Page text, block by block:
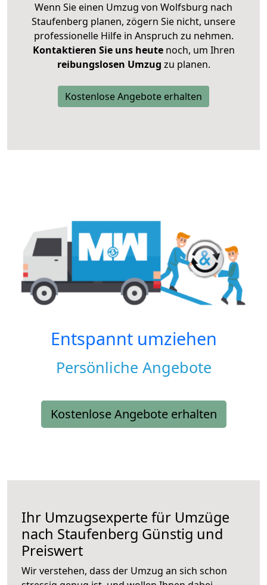
Wenn Sie einen Umzug von Wolfsburg nach
Staufenberg planen, zögern Sie nicht, unsere
professionelle Hilfe in Anspruch zu nehmen.
Kontaktieren Sie uns heutenoch, um Ihren
reibungslosen Umzug zu planen.
Kostenlose Angebote erhalten
Entspannt umziehen
Persönliche Angebote
Kostenlose Angebote erhalten
Ihr Umzugsexperte für Umzüge
nach Staufenberg Günstig und
Preiswert
Wir verstehen, dass der Umzug an sich schon